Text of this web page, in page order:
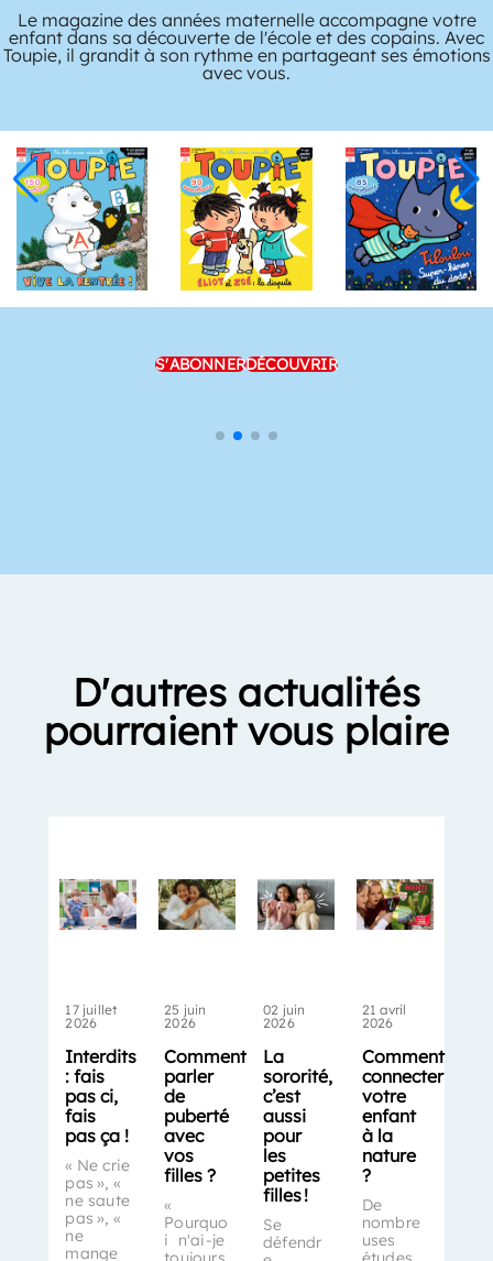
Le magazine des années maternelle accompagne votre
enfant dans sa découverte de l'école et des copains. Avec
Toupie, il grandit à son rythme en partageant ses émotions
avec vous.
S'ABONNERDÉCOUVRIR
D'autres actualités
pourraient vous plaire
17 juillet
2026
Interdits
: fais
pas ci,
fais
pas ça !
« Ne crie
pas », «
ne saute
pas », «
ne
mange
25 juin
2026
Comment
parler
de
puberté
avec
vos
filles ?
«
Pourquo
i n'ai-je
02 juin
2026
La
sororité,
c’est
aussi
pour
les
petites
filles !
Se
défendr
21 avril
2026
Comment
connecter
votre
enfant
à la
nature
?
De
nombre
uses